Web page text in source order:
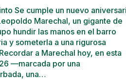
Se cumple un nuevo
Marechal, un gigante de
hundir las manos en el barro
y someterla a una rigurosa
a Marechal hoy, en esta
—marcada por una
una…